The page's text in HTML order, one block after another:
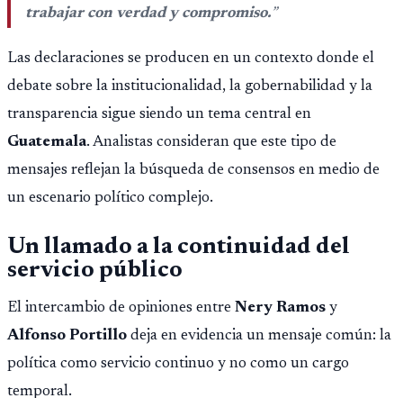
trabajar con verdad y compromiso.”
Las declaraciones se producen en un contexto donde el
debate sobre la institucionalidad, la gobernabilidad y la
transparencia sigue siendo un tema central en
Guatemala. Analistas consideran que este tipo de
mensajes reflejan la búsqueda de consensos en medio de
un escenario político complejo.
Un llamado a la continuidad del
servicio público
El intercambio de opiniones entre Nery Ramos y
Alfonso Portillo deja en evidencia un mensaje común: la
política como servicio continuo y no como un cargo
temporal.